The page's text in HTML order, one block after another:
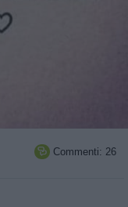
 Commenti: 26